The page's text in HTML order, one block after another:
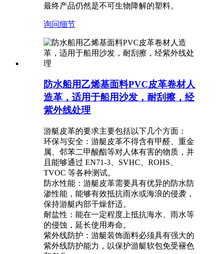
最终产品仍然是不可生物降解的塑料。
询问细节
防水船用乙烯基面料PVC皮革卷材人
造革，适用于船用沙发，耐刮擦，经
紫外线处理
游艇皮革的要求主要包括以下几个方面：
环保与安全：游艇皮革不得含有甲醛、重金
属、邻苯二甲酸酯等对人体有害的物质，并
且能够通过 EN71-3、SVHC、ROHS、
TVOC 等各种测试。
防水性能：游艇皮革需要具有优异的防水防
渗性能，能够有效抵抗雨水或海浪的侵袭，
保持游艇内部干燥舒适。
耐盐性：能在一定程度上抵抗海水、雨水等
的侵蚀，延长使用寿命。
紫外线防护：游艇装饰面料必须具有强大的
紫外线防护能力，以保护游艇软包免受褪色